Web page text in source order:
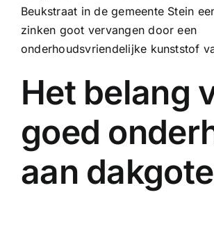
Beukstraat in de gemeente Stein
zinken goot vervangen door een
onderhoudsvriendelijke kunststof
Het belang
goed
aan